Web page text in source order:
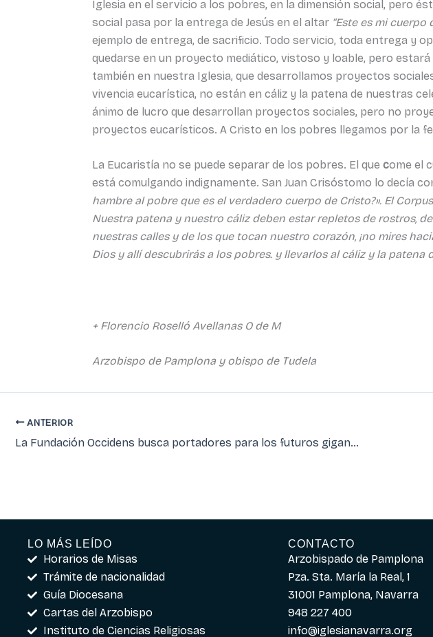
Iglesia en el servicio a los pobres, en la dimensión social, pero
social pasa por la entrega de Jesús en el altar “Este es mi cuerpo
ejemplo de entrega, de sacrificio. Todo servicio, toda entrega y
quedarse en un proyecto mediático, vistoso y loable, pero
también en nuestra Iglesia, que desarrollamos proyectos
vivencia eucarística, no están en cáliz y la patena de nuestras
ánimo de lucro que desarrollan proyectos sociales, pero no
proyectos eucarísticos. A Cristo en los pobres llegamos por la
La Eucaristía no se puede separar de los pobres. El quecome el
está comulgando indignamente. San Juan Crisóstomo lo decía
hambre al pobre que es el verdadero cuerpo de Cristo?». El
Nuestra patena y nuestro cáliz deben estar repletos de rostros,
nuestras calles y de los que tocan nuestro corazón, ¡no mires
Dios y allí descubrirás a los pobres. y llevarlos al cáliz y la patena
+ Florencio Roselló Avellanas O de M
Arzobispo de Pamplona y obispo de Tudela
ANTERIOR
La Fundación Occidens busca portadores para los futuros gigantes de la Catedral de Pamplona
LO MÁS LEÍDO
Horarios de Misas
Trámite de nacionalidad
Guía Diocesana
Cartas del Arzobispo
Instituto de Ciencias Religiosas
CONTACTO
Arzobispado de Pamplona
Pza. Sta. María la Real, 1
31001 Pamplona, Navarra
948 227 400
info@iglesianavarra.org